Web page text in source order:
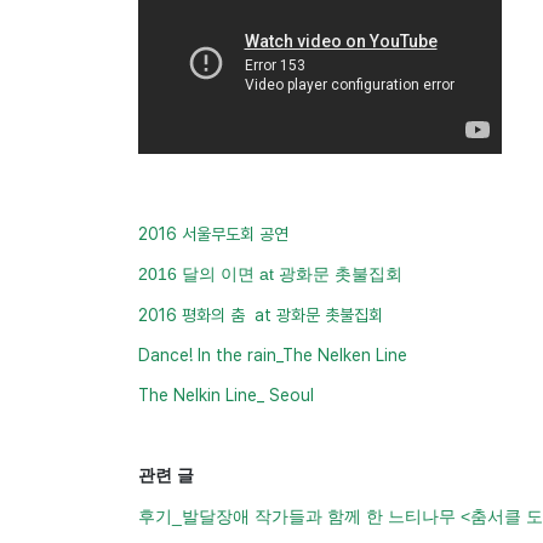
2016 서울무도회 공연
2016 달의 이면 at 광화문 촛불집회
2016 평화의 춤 at 광화문 촛불집회
Dance! In the rain_The Nelken Line
The Nelkin Line_ Seoul
관련 글
후기_발달장애 작가들과 함께 한 느티나무 <춤서클